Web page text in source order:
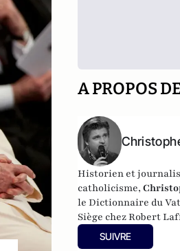
A PROPOS
Historien et
catholicisme,
leDictionnaire du
Siège chez Robert
Bouquins. Il est
ouvrages consacrés
SUIVRE